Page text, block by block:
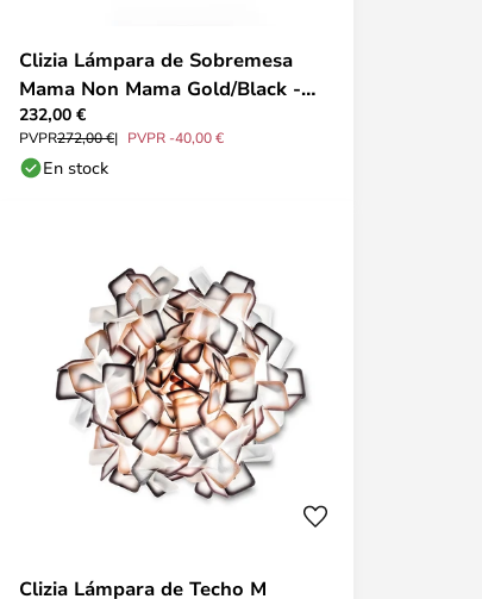
Clizia Lámpara de Sobremesa
Mama Non Mama Gold/Black -
Slamp
232,00 €
PVPR272,00 € PVPR -40,00 €
En stock
Clizia Lámpara de Techo M